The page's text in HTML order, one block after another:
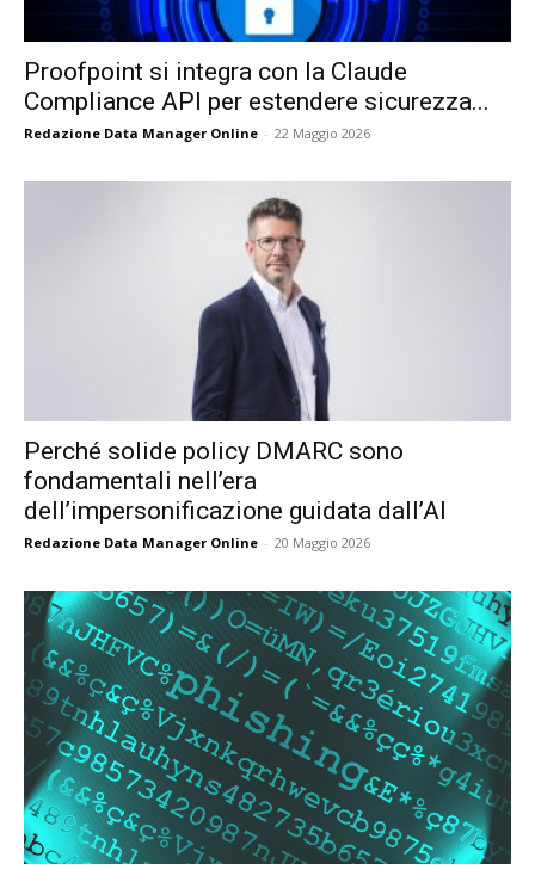
Proofpoint si integra con la Claude
Compliance API per estendere sicurezza...
Redazione Data Manager Online - 22 Maggio 2026
Perché solide policy DMARC sono
fondamentali nell’era
dell’impersonificazione guidata dall’AI
Redazione Data Manager Online - 20 Maggio 2026